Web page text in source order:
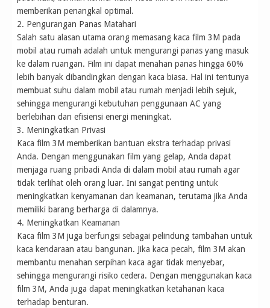
memberikan penangkal optimal.
2. Pengurangan Panas Matahari
Salah satu alasan utama orang memasang kaca film 3M pada
mobil atau rumah adalah untuk mengurangi panas yang masuk
ke dalam ruangan. Film ini dapat menahan panas hingga 60%
lebih banyak dibandingkan dengan kaca biasa. Hal ini tentunya
membuat suhu dalam mobil atau rumah menjadi lebih sejuk,
sehingga mengurangi kebutuhan penggunaan AC yang
berlebihan dan efisiensi energi meningkat.
3. Meningkatkan Privasi
Kaca film 3M memberikan bantuan ekstra terhadap privasi
Anda. Dengan menggunakan film yang gelap, Anda dapat
menjaga ruang pribadi Anda di dalam mobil atau rumah agar
tidak terlihat oleh orang luar. Ini sangat penting untuk
meningkatkan kenyamanan dan keamanan, terutama jika Anda
memiliki barang berharga di dalamnya.
4. Meningkatkan Keamanan
Kaca film 3M juga berfungsi sebagai pelindung tambahan untuk
kaca kendaraan atau bangunan. Jika kaca pecah, film 3M akan
membantu menahan serpihan kaca agar tidak menyebar,
sehingga mengurangi risiko cedera. Dengan menggunakan kaca
film 3M, Anda juga dapat meningkatkan ketahanan kaca
terhadap benturan.